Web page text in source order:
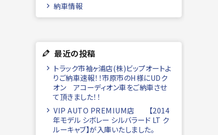
納車情報
最近の投稿
トラック市袖ヶ浦店(株)ビップオートよ
りご納車速報！！市原市のH様にUDク
オン アコーディオン車をご納車させ
て頂きました！！
VIP AUTO PREMIUM店 【2014
年モデル シボレー シルバラード LT ク
ルーキャブ】が入庫いたしました。